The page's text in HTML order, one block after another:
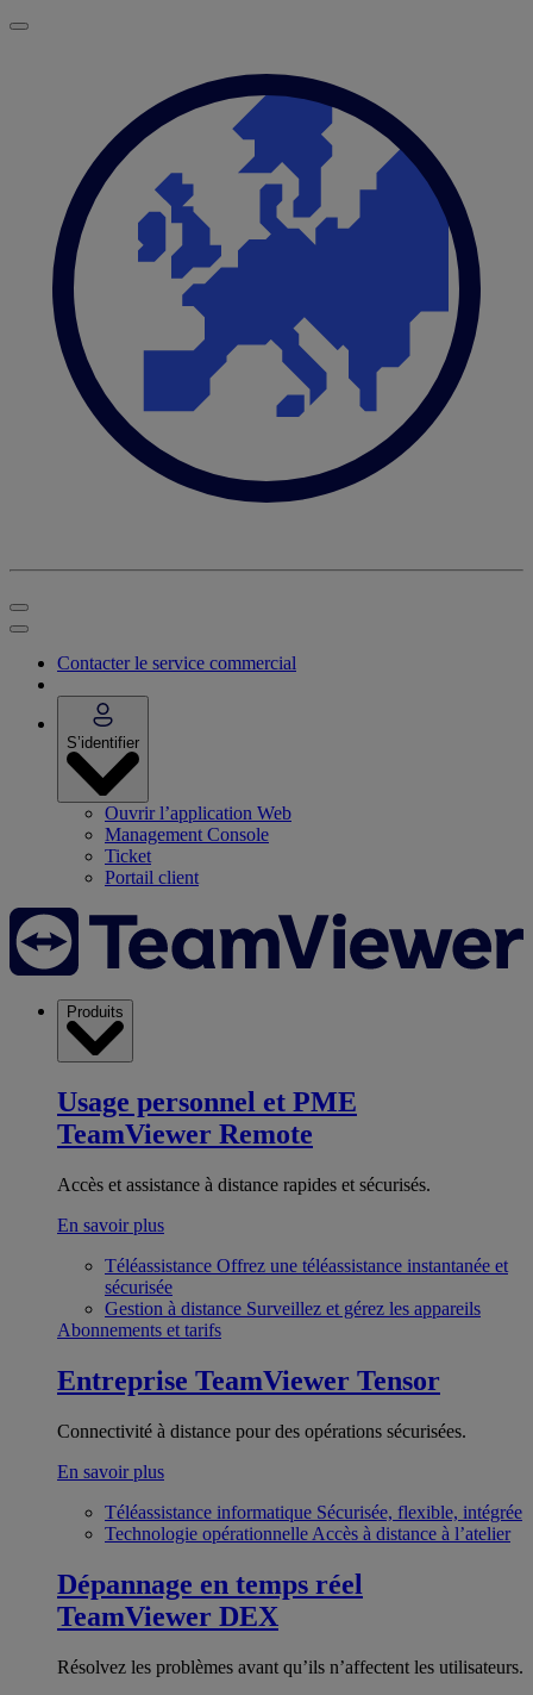
Contacter le service commercial
S’identifier
Ouvrir l’application Web
Management Console
Ticket
Portail client
Produits
Usage personnel et PME
TeamViewer Remote
Accès et assistance à distance rapides et sécurisés.
En savoir plus
Téléassistance Offrez une téléassistance instantanée et
sécurisée
Gestion à distance Surveillez et gérez les appareils
Abonnements et tarifs
Entreprise TeamViewer Tensor
Connectivité à distance pour des opérations sécurisées.
En savoir plus
Téléassistance informatique Sécurisée, flexible, intégrée
Technologie opérationnelle Accès à distance à l’atelier
Dépannage en temps réel
TeamViewer DEX
Résolvez les problèmes avant qu’ils n’affectent les utilisateurs.